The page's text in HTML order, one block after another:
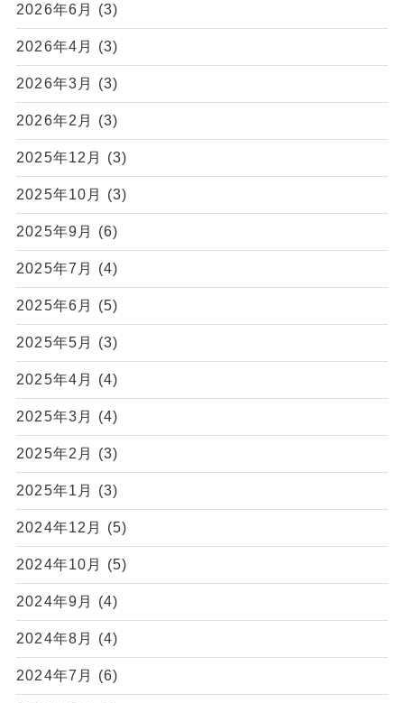
2026年6月 (3)
2026年4月 (3)
2026年3月 (3)
2026年2月 (3)
2025年12月 (3)
2025年10月 (3)
2025年9月 (6)
2025年7月 (4)
2025年6月 (5)
2025年5月 (3)
2025年4月 (4)
2025年3月 (4)
2025年2月 (3)
2025年1月 (3)
2024年12月 (5)
2024年10月 (5)
2024年9月 (4)
2024年8月 (4)
2024年7月 (6)